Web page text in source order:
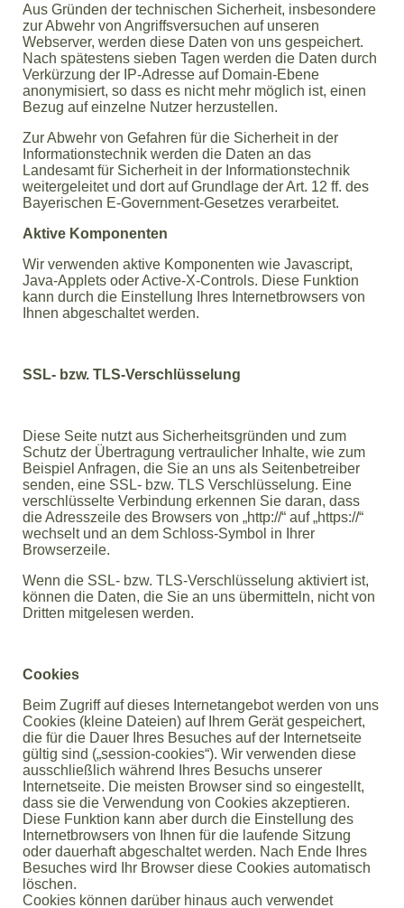
Aus Gründen der technischen Sicherheit, insbesondere
zur Abwehr von Angriffsversuchen auf unseren
Webserver, werden diese Daten von uns gespeichert.
Nach spätestens sieben Tagen werden die Daten durch
Verkürzung der IP-Adresse auf Domain-Ebene
anonymisiert, so dass es nicht mehr möglich ist, einen
Bezug auf einzelne Nutzer herzustellen.
Zur Abwehr von Gefahren für die Sicherheit in der
Informationstechnik werden die Daten an das
Landesamt für Sicherheit in der Informationstechnik
weitergeleitet und dort auf Grundlage der Art. 12 ff. des
Bayerischen E-Government-Gesetzes verarbeitet.
Aktive Komponenten
Wir verwenden aktive Komponenten wie Javascript,
Java-Applets oder Active-X-Controls. Diese Funktion
kann durch die Einstellung Ihres Internetbrowsers von
Ihnen abgeschaltet werden.
SSL- bzw. TLS-Verschlüsselung
Diese Seite nutzt aus Sicherheitsgründen und zum
Schutz der Übertragung vertraulicher Inhalte, wie zum
Beispiel Anfragen, die Sie an uns als Seitenbetreiber
senden, eine SSL- bzw. TLS Verschlüsselung. Eine
verschlüsselte Verbindung erkennen Sie daran, dass
die Adresszeile des Browsers von „http://“ auf „https://“
wechselt und an dem Schloss-Symbol in Ihrer
Browserzeile.
Wenn die SSL- bzw. TLS-Verschlüsselung aktiviert ist,
können die Daten, die Sie an uns übermitteln, nicht von
Dritten mitgelesen werden.
Cookies
Beim Zugriff auf dieses Internetangebot werden von uns
Cookies (kleine Dateien) auf Ihrem Gerät gespeichert,
die für die Dauer Ihres Besuches auf der Internetseite
gültig sind („session-cookies“). Wir verwenden diese
ausschließlich während Ihres Besuchs unserer
Internetseite. Die meisten Browser sind so eingestellt,
dass sie die Verwendung von Cookies akzeptieren.
Diese Funktion kann aber durch die Einstellung des
Internetbrowsers von Ihnen für die laufende Sitzung
oder dauerhaft abgeschaltet werden. Nach Ende Ihres
Besuches wird Ihr Browser diese Cookies automatisch
löschen.
Cookies können darüber hinaus auch verwendet